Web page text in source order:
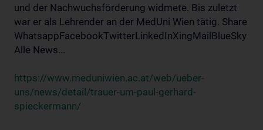
und der Nachwuchsförderung widmete. Bis zuletzt
war er als Lehrender an der MedUni Wien tätig. Share
WhatsappFacebookTwitterLinkedInXingMailBlueSky
Alle News...
https://www.meduniwien.ac.at/web/ueber-
uns/news/detail/trauer-um-paul-gerhard-
spieckermann/